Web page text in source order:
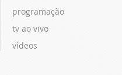
programação
tv ao vivo
vídeos